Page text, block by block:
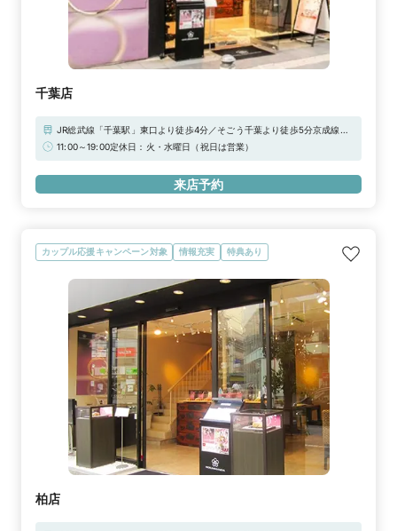
千葉店
JR総武線「千葉駅」東口より徒歩4分／そごう千葉より徒歩5分京成線
京成千葉駅東口より徒歩4分【駐車場】・千葉ゴールデンパーキング（第
駐車券をご用意しております。
11:00～19:00定休日：火・水曜日（祝日は営業）
来店予約
カップル応援キャンペーン対象 情報充実 特典あり
柏店